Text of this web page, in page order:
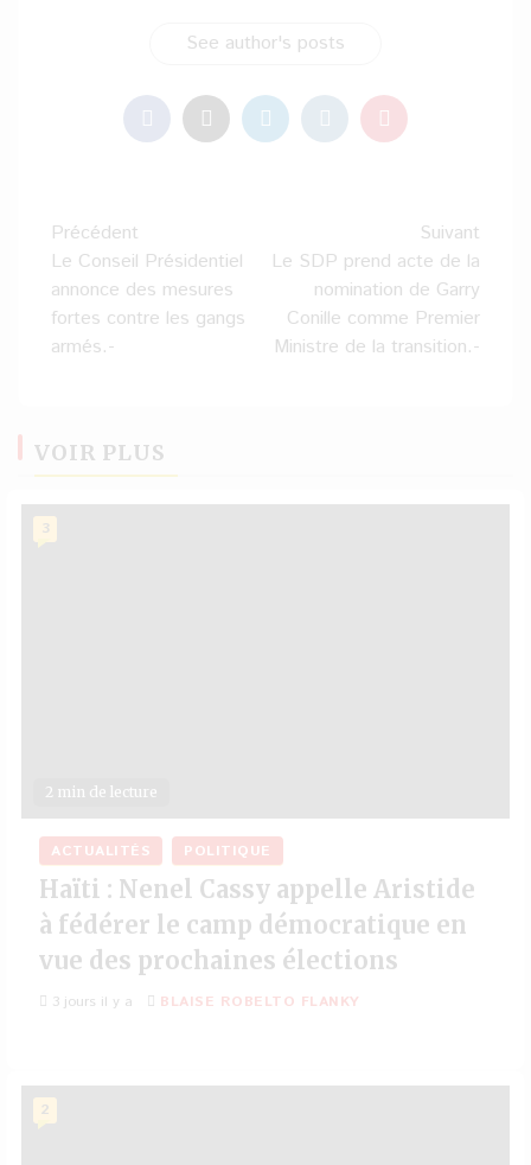
See author's posts
Navigation
d’article
Précédent
Le Conseil Présidentiel
annonce des mesures
fortes contre les gangs
armés.-
Suivant
Le SDP prend acte de la
nomination de Garry
Conille comme Premier
Ministre de la transition.-
VOIR PLUS
2 min de lecture
3
ACTUALITÉS POLITIQUE
Haïti : Nenel Cassy appelle Aristide
à fédérer le camp démocratique en
vue des prochaines élections
3 jours il y a BLAISE ROBELTO FLANKY
2